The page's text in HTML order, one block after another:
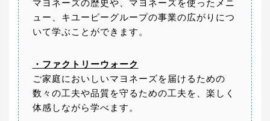
マヨネーズの歴史や、マヨネーズを使ったメニ
ュー、キユーピーグループの事業の広がりにつ
いて学ぶことができます。
・ファクトリーウォーク
ご家庭においしいマヨネーズを届けるための
数々の工夫や品質を守るための工夫を、楽しく
体感しながら学べます。